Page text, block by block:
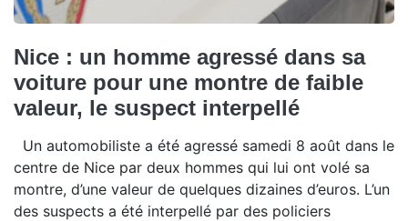
Nice : un homme agressé dans sa
voiture pour une montre de faible
valeur, le suspect interpellé
Un automobiliste a été agressé samedi 8 août dans le
centre de Nice par deux hommes qui lui ont volé sa
montre, d’une valeur de quelques dizaines d’euros. L’un
des suspects a été interpellé par des policiers